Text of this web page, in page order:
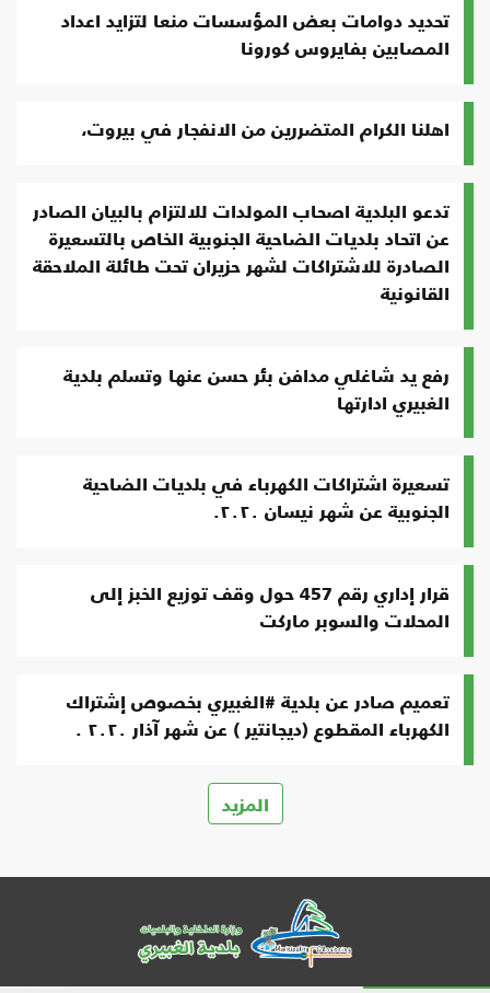
تحديد دوامات بعض المؤسسات منعا لتزايد اعداد
المصابين بفايروس كورونا
اهلنا الكرام المتضررين من الانفجار في بيروت،
تدعو البلدية اصحاب المولدات للالتزام بالبيان الصادر
عن اتحاد بلديات الضاحية الجنوبية الخاص بالتسعيرة
الصادرة للاشتراكات لشهر حزيران تحت طائلة الملاحقة
القانونية
رفع يد شاغلي مدافن بئر حسن عنها وتسلم بلدية
الغبيري ادارتها
تسعیرة اشتراكات الكهرباء في بلديات الضاحية
الجنوبية عن شهر نيسان ٢٠٢٠.
قرار إداري رقم 457 حول وقف توزيع الخبز إلى
المحلات والسوبر ماركت
تعميم صادر عن بلدية #الغبيري بخصوص إشتراك
الكهرباء المقطوع (ديجانتير ) عن شهر آذار ٢٠٢٠ .
المزيد